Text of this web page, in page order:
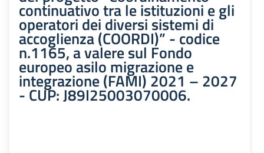
continuativo tra le istituzioni e gli
operatori dei diversi sistemi di
accoglienza (COORDI)” - codice
n.1165, a valere sul Fondo
europeo asilo migrazione e
integrazione (FAMI) 2021 – 2027
- CUP: J89I25003070006.